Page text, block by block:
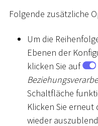
Folgende zusätzliche
Um die
Ebenen der
klicken Sie auf
Schaltfläche
Klicken Sie erneut
wieder